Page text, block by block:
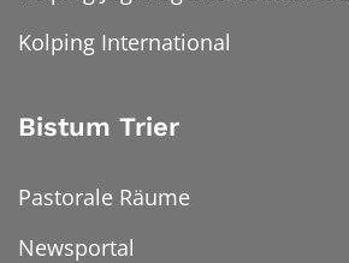
Kolping International
Bistum Trier
Pastorale Räume
Newsportal